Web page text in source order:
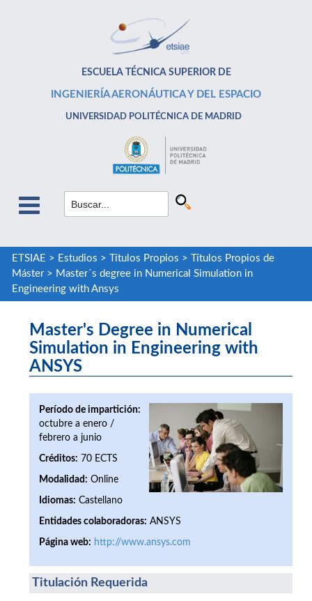
ESCUELA TÉCNICA SUPERIOR DE
INGENIERÍA AERONÁUTICA Y DEL ESPACIO
UNIVERSIDAD POLITÉCNICA DE MADRID
ETSIAE > Estudios > Títulos Propios >
Títulos Propios de
Máster> Master´s degree in Numerical Simulation in
Engineering with Ansys
Master's Degree in Numerical
Simulation in Engineering with
ANSYS
Período de impartición:
octubre a enero /
febrero a junio
Créditos: 70 ECTS
Modalidad: Online
Idiomas: Castellano
Entidades colaboradoras: ANSYS
Página web: http://www.ansys.com
Titulación Requerida